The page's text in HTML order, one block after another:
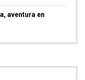
aventura en